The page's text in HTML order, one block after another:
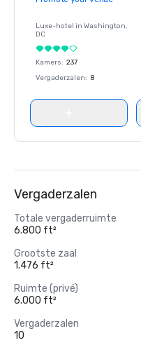
Luxe-hotel in Washington,
DC
Kamers: 237
Vergaderzalen: 8
Vergaderzalen
Totale vergaderruimte
6.800 ft²
Grootste zaal
1.476 ft²
Ruimte (privé)
6.000 ft²
Vergaderzalen
10